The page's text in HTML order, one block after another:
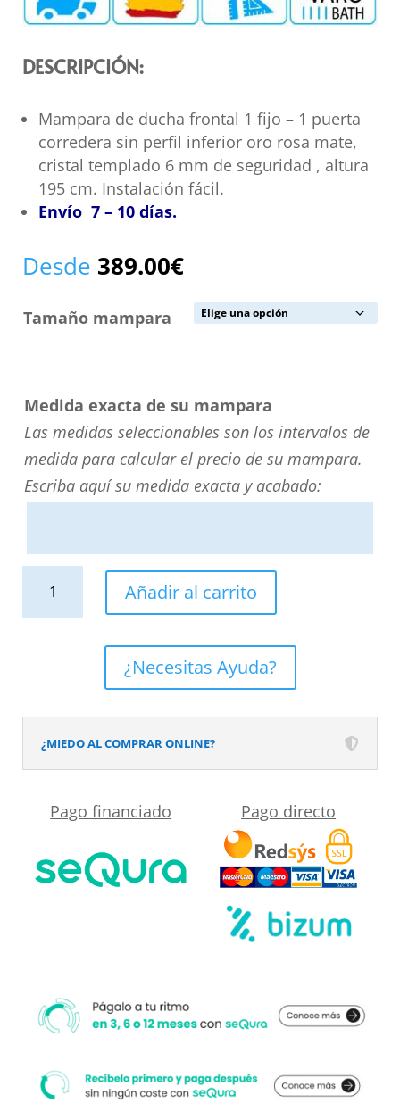
DESCRIPCIÓN:
Mampara de ducha frontal 1 fijo – 1 puerta
corredera sin perfil inferior oro rosa mate,
cristal templado 6 mm de seguridad , altura
195 cm. Instalación fácil.
Envío 7 – 10 días.
Desde 389.00€
Tamaño mampara
Medida exacta de su mampara
Las medidas seleccionables son los intervalos de
medida para calcular el precio de su mampara.
Escriba aquí su medida exacta y acabado:
1
fijo
-1
corredera.
perfil
cal
ORO
Añadir al carrito
¿Necesitas Ayuda?
¿MIEDO AL COMPRAR ONLINE?
Pago financiado Pago directo